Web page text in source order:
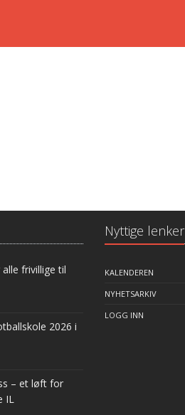
frivillige til
2026 i
– et løft for
IL
Nyttige lenker
KALENDEREN
NYHETSARKIV
LOGG INN